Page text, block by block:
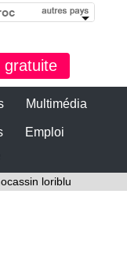
gratuite
Multimédia
Emploi
loriblu